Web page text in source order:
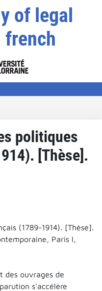
of legal
french
politiques
[Thèse].
(1789-1914). [Thèse].
Paris I,
des ouvrages de
s'accélère